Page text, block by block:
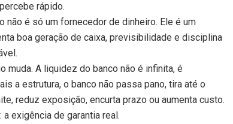
rápido.
não é só um fornecedor de dinheiro. Ele é um
boa geração de caixa, previsibilidade e disciplina
muda. A liquidez do banco não é infinita, é
a estrutura, o banco não passa pano, tira até o
reduz exposição, encurta prazo ou aumenta custo.
exigência de garantia real.